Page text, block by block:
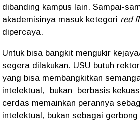
dibanding kampus lain. Sampai-
akademisinya masuk ketegori red
dipercaya.
Untuk bisa bangkit mengukir
segera dilakukan. USU butuh
yang bisa membangkitkan
intelektual,
bukan berbasis
cerdas memainkan perannya
intelektual, bukan sebagai gerbong